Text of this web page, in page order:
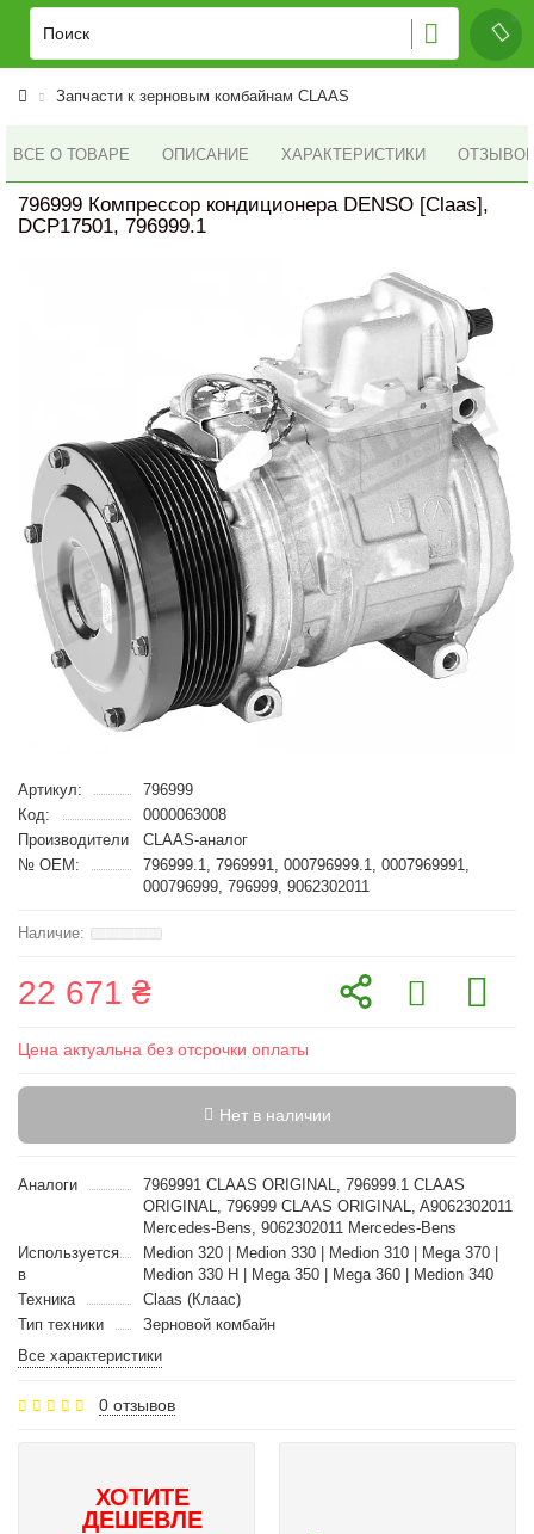
Запчасти к зерновым комбайнам CLAAS
ВСЕ О ТОВАРЕ ОПИСАНИЕ ХАРАКТЕРИСТИКИ ОТЗЫВОВ
796999 Компрессор кондиционера DENSO [Claas],
DCP17501, 796999.1
Артикул:
796999
Код:
0000063008
Производители
CLAAS-аналог
№ OEM:
796999.1, 7969991, 000796999.1, 0007969991,
000796999, 796999, 9062302011
22 671 ₴
Цена актуальна без отсрочки оплаты
Нет в наличии
Аналоги
7969991 CLAAS ORIGINAL, 796999.1 CLAAS
ORIGINAL, 796999 CLAAS ORIGINAL, A9062302011
Mercedes-Bens, 9062302011 Mercedes-Bens
Используется
в
Medion 320 | Medion 330 | Medion 310 | Mega 370 |
Medion 330 H | Mega 350 | Mega 360 | Medion 340
Техника
Claas (Клаас)
Тип техники
Зерновой комбайн
Все характеристики
0 отзывов
ХОТИТЕ
ДЕШЕВЛЕ